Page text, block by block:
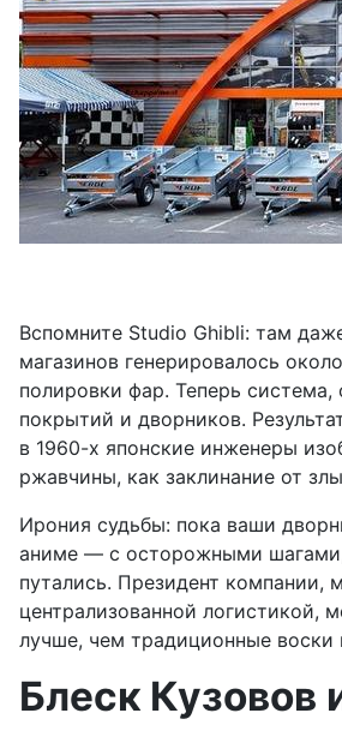
Вспомните Studio Ghibli: там
магазинов генерировалось
полировки фар. Теперь
покрытий и дворников.
в 1960-х японские инженеры
ржавчины, как заклинание от
Ирония судьбы: пока ваши
аниме — с осторожными шагами,
путались. Президент компании,
централизованной логистикой,
лучше, чем традиционные воски
Блеск